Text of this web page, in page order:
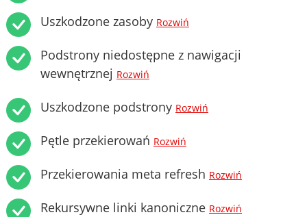
Uszkodzone zasoby Rozwiń
Podstrony niedostępne z nawigacji
wewnętrznej Rozwiń
Uszkodzone podstrony Rozwiń
Pętle przekierowań Rozwiń
Przekierowania meta refresh Rozwiń
Rekursywne linki kanoniczne Rozwiń